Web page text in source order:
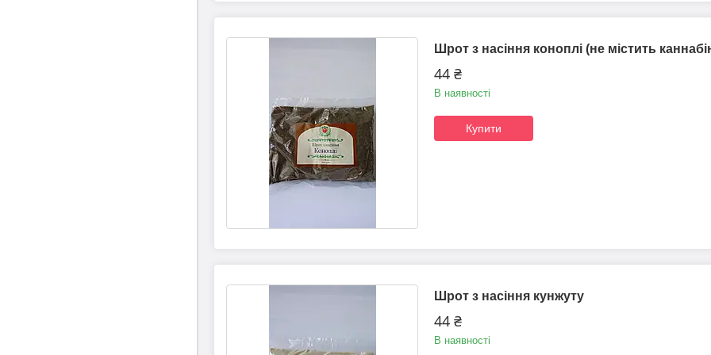
Шрот з насіння коноплі (не містить
44 ₴
В наявності
Купити
Шрот з насіння кунжуту
44 ₴
В наявності